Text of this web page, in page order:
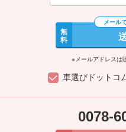
無
料
※メールアドレスは
車選びドットコ
0078-